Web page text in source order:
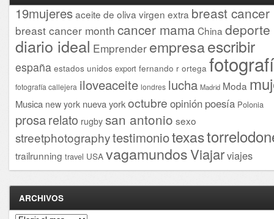
19mujeresaceite de oliva virgen extra breast cancer
breast cancer month cancer mama China deporte
diario ideal Emprender empresaescribir
españa estados unidos export fernando r ortega
fotografía callejera iloveaceite londres lucha Madrid Moda
Musica new york nueva yorkoctubre opinión poesía Polonia
prosarelato rugby san antonio sexo
streetphotographytestimoniotexas
trailrunning travel USA vagamundosViajarviajes
ARCHIVOS